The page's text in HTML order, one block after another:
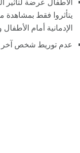
الأطفال عرضة لتأثير
يتأثروا فقط بمشاهدة
الإدمانية أمام
عدم توريط شخص آخر